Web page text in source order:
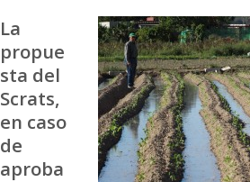
La
propue
sta del
Scrats,
en caso
de
aproba